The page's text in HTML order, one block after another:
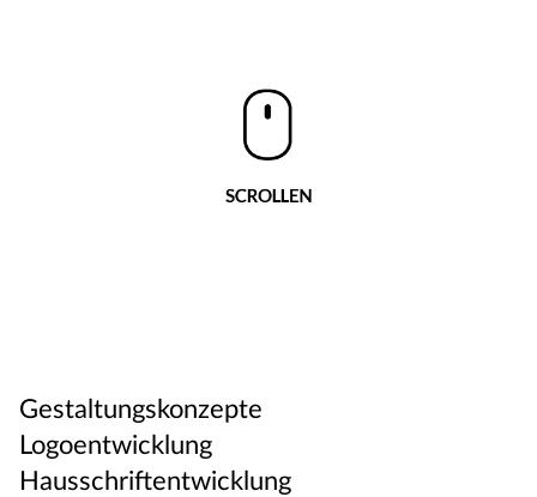
Gestaltungskonzepte
Logoentwicklung
Hausschriftentwicklung